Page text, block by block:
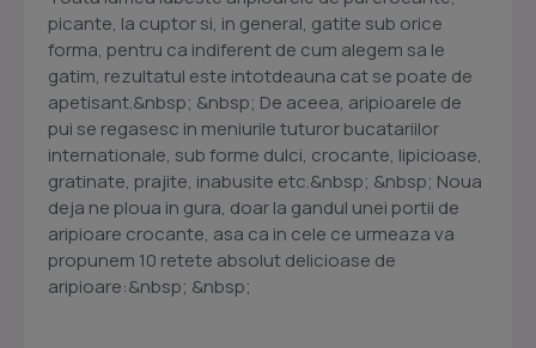
picante, la cuptor si, in general, gatite sub orice
forma, pentru ca indiferent de cum alegem sa le
gatim, rezultatul este intotdeauna cat se poate de
apetisant.&nbsp; &nbsp; De aceea, aripioarele de
pui se regasesc in meniurile tuturor bucatariilor
internationale, sub forme dulci, crocante, lipicioase,
gratinate, prajite, inabusite etc.&nbsp; &nbsp; Noua
deja ne ploua in gura, doar la gandul unei portii de
aripioare crocante, asa ca in cele ce urmeaza va
propunem 10 retete absolut delicioase de
aripioare:&nbsp; &nbsp;